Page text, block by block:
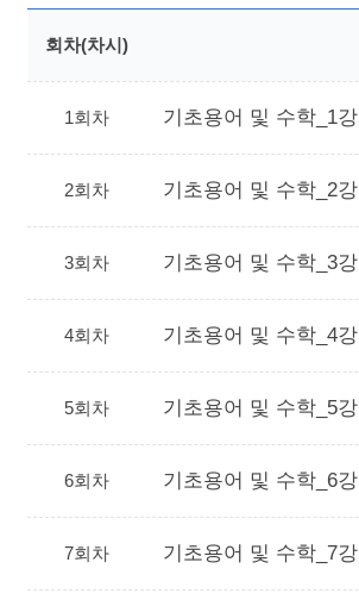
회차(차시)
1회차 기초용어 및 수학_1강
2회차 기초용어 및 수학_2강
3회차 기초용어 및 수학_3강
4회차 기초용어 및 수학_4강
5회차 기초용어 및 수학_5강
6회차 기초용어 및 수학_6강
7회차 기초용어 및 수학_7강